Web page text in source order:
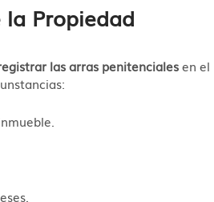
Propiedad
las arras penitencialesen el